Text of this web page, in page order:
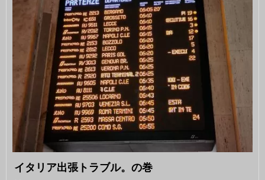
イタリア出張トラブル。の巻